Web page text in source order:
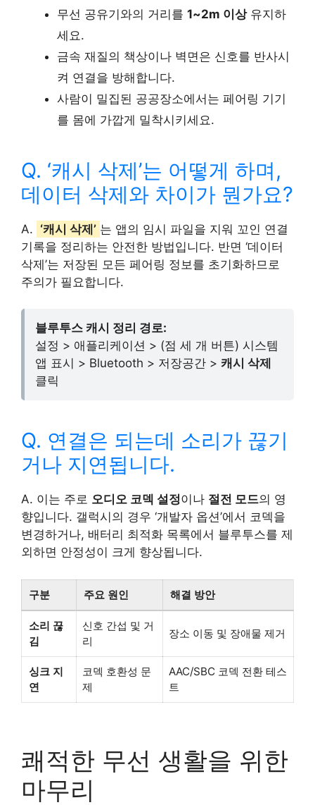
무선 공유기와의 거리를 1~2m 이상유지하
세요.
금속 재질의 책상이나 벽면은 신호를 반사시
켜 연결을 방해합니다.
사람이 밀집된 공공장소에서는 페어링 기기
를 몸에 가깝게 밀착시키세요.
Q. ‘캐시 삭제’는 어떻게 하며,
데이터 삭제와 차이가 뭔가요?
A. ‘캐시 삭제’ 는 앱의 임시 파일을 지워 꼬인 연결
기록을 정리하는 안전한 방법입니다. 반면 ‘데이터
삭제’는 저장된 모든 페어링 정보를 초기화하므로
주의가 필요합니다.
블루투스 캐시 정리 경로:
설정 > 애플리케이션 > (점 세 개 버튼) 시스템
앱 표시 > Bluetooth > 저장공간 > 캐시 삭제
클릭
Q. 연결은 되는데 소리가 끊기
거나 지연됩니다.
A. 이는 주로 오디오 코덱 설정이나 절전 모드의 영
향입니다. 갤럭시의 경우 ‘개발자 옵션’에서 코덱을
변경하거나, 배터리 최적화 목록에서 블루투스를 제
외하면 안정성이 크게 향상됩니다.
구분 주요 원인 해결 방안
소리 끊
김
신호 간섭 및 거
리
장소 이동 및 장애물 제거
싱크 지
연
코덱 호환성 문
제
AAC/SBC 코덱 전환 테스
트
쾌적한 무선 생활을 위한
마무리